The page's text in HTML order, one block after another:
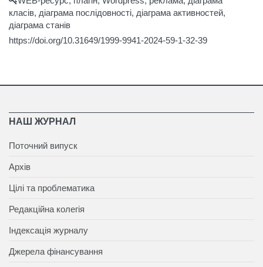
класів, діаграма послідовності, діаграма активностей,
діаграма станів
https://doi.org/10.31649/1999-9941-2024-59-1-32-39
НАШ ЖУРНАЛ
Поточний випуск
Архів
Цілі та проблематика
Редакційна колегія
Індексація журналу
Джерела фінансування